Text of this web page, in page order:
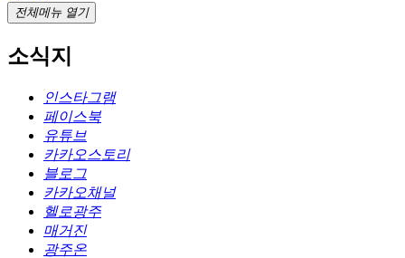
전체메뉴 열기
소식지
인스타그램
페이스북
유튜브
카카오스토리
블로그
카카오채널
헬로광주
매거진
광주온